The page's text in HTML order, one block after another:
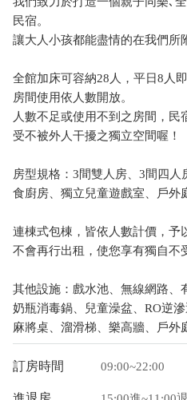
民宿。
讓大人小孩都能盡情的在我們所
全館加床可容納28人，平日8人
房間使用依人數開放。
人數不足或使用不到之房間，
受不被外人干擾之獨立空間喔！
房型規格：3間雙人房、3間四
食廚房、獨立兒童遊戲室、戶外
連棟式包棟，皆依人數計價，予
不會再行出租，使您享有獨自不
其他設施：戲水池、無線網路、
奶瓶消毒鍋、兒童澡盆、RO逆
麻將桌、溜滑梯、樂高牆、戶外
訂房時間 09:00~22:00